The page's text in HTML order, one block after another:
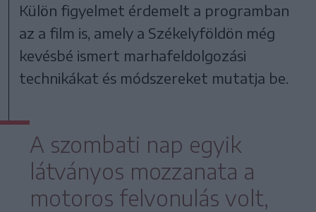
Külön figyelmet érdemelt a programban
az a film is, amely a Székelyföldön még
kevésbé ismert marhafeldolgozási
technikákat és módszereket mutatja be.
A szombati nap egyik
látványos mozzanata a
motoros felvonulás volt,